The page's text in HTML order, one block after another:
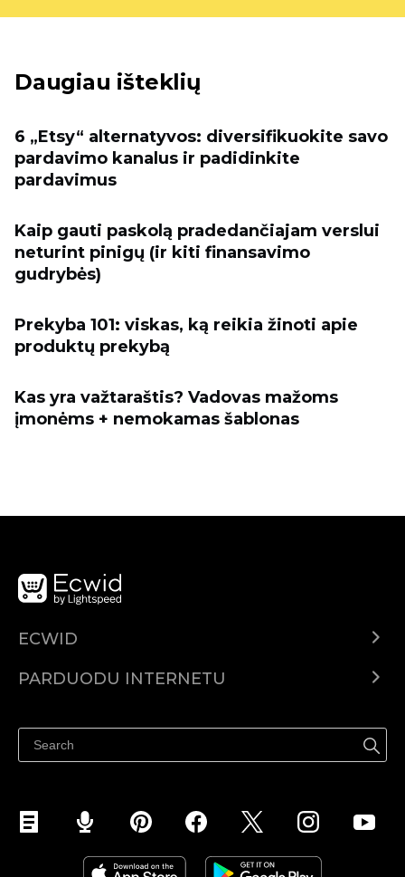
Daugiau išteklių
6 „Etsy“ alternatyvos: diversifikuokite savo
pardavimo kanalus ir padidinkite
pardavimus
Kaip gauti paskolą pradedančiajam verslui
neturint pinigų (ir kiti finansavimo
gudrybės)
Prekyba 101: viskas, ką reikia žinoti apie
produktų prekybą
Kas yra važtaraštis? Vadovas mažoms
įmonėms + nemokamas šablonas
ECWID
Kainodara
PARDUODU INTERNETU
Parduodu Facebook
Parduodu Instagram